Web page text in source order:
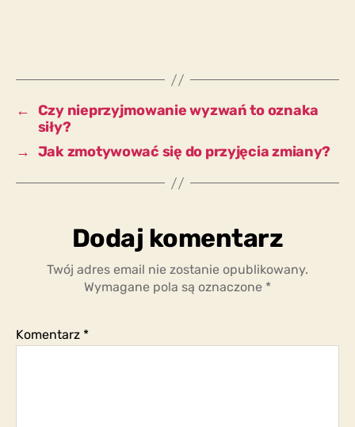
tchórzostwem,
wygodą
strachem?
← Czy nieprzyjmowanie wyzwań to oznaka
siły?
→ Jak zmotywować się do przyjęcia zmiany?
Dodaj komentarz
Twój adres email nie zostanie opublikowany.
Wymagane pola są oznaczone *
Komentarz *